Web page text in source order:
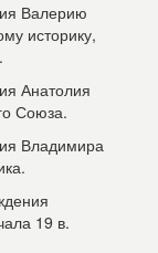
Валерию
историку,
Анатолия
Союза.
Владимира
19 в.